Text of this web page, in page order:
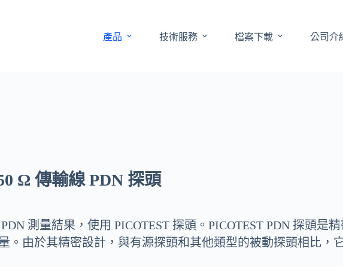
產品 技術服務 檔案下載 公司介
Ω 傳輸線 PDN 探頭
測量結果，使用 PICOTEST 探頭。PICOTEST PDN 探頭是
。由於其精密設計，與有源探頭和其他類型的被動探頭相比，